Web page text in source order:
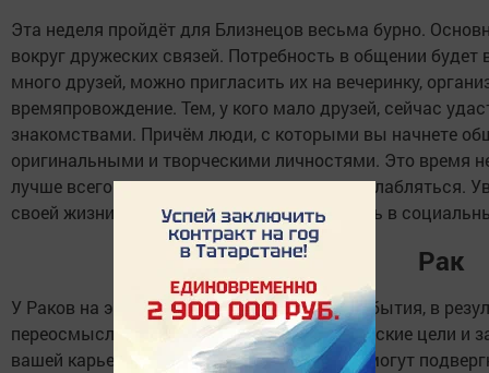
Эта неделя пройдёт для Близнецов весьма бурно.
вокруг дружеских связей. Потребность в общении будет
много друзей, можно пригласить их на вечеринку,
времяпровождение. Тем, у кого мало друзей, сейчас
знакомствами. Причём люди, с которыми вы начнете
оригинальными и творческими личностями. Это время
лучше всего в этот период отдыхать и расслабляться.
своей жизни проводит в Интернете, общаясь в
Рак
У Раков на этой неделе могут произойти события, в
переосмыслить некоторые свои стратегические цели и
вашей карьеры, но не только. Изменениям могут